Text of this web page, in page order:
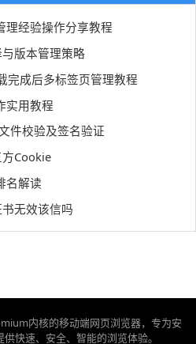
理经验操作分享教程
版本管理策略
完成后多标签页管理教程
实用教程
件校验及签名验证
Cookie
名解读
无效该信吗
内核的移动端网页浏览器，专为安
快速、安全、智能的浏览体验。